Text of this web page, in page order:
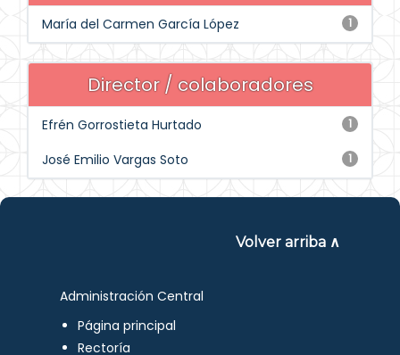
1
María del Carmen García López
Director / colaboradores
1
Efrén Gorrostieta Hurtado
1
José Emilio Vargas Soto
Volver arriba ∧
Administración Central
Página principal
Rectoría